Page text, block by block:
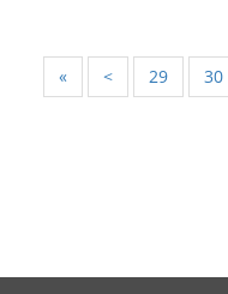
« < 29 30